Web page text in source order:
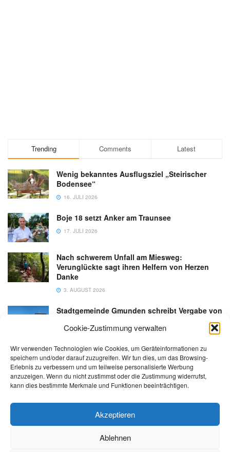
Cookie-Zustimmung verwalten
Wir verwenden Technologien wie Cookies, um Geräteinformationen zu
speichern und/oder darauf zuzugreifen. Wir tun dies, um das Browsing-
Erlebnis zu verbessern und um teilweise personalisierte Werbung
anzuzeigen. Wenn du nicht zustimmst oder die Zustimmung widerrufst,
kann dies bestimmte Merkmale und Funktionen beeinträchtigen.
Akzeptieren
Ablehnen
Trending Comments Latest
Wenig bekanntes Ausflugsziel „Steirischer
Bodensee“
16. JULI 2026
Boje 18 setzt Anker am Traunsee
17. JULI 2026
Nach schwerem Unfall am Miesweg:
Verunglückte sagt ihren Helfern von Herzen
Danke
3. AUGUST 2026
Stadtgemeinde Gmunden schreibt Vergabe von
Gastronomiebetrieb an der Esplanade neu aus